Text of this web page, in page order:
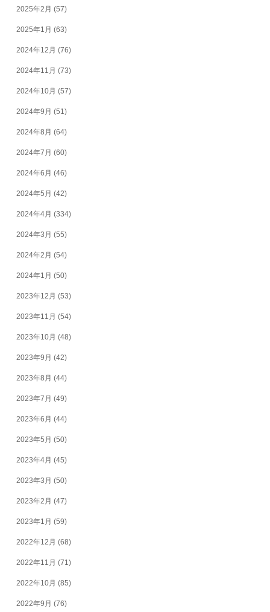
2025年2月 (57)
2025年1月 (63)
2024年12月 (76)
2024年11月 (73)
2024年10月 (57)
2024年9月 (51)
2024年8月 (64)
2024年7月 (60)
2024年6月 (46)
2024年5月 (42)
2024年4月 (334)
2024年3月 (55)
2024年2月 (54)
2024年1月 (50)
2023年12月 (53)
2023年11月 (54)
2023年10月 (48)
2023年9月 (42)
2023年8月 (44)
2023年7月 (49)
2023年6月 (44)
2023年5月 (50)
2023年4月 (45)
2023年3月 (50)
2023年2月 (47)
2023年1月 (59)
2022年12月 (68)
2022年11月 (71)
2022年10月 (85)
2022年9月 (76)